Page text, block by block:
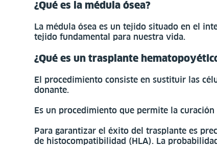
¿Qué es la médula ósea?
La médula ósea es un tejido situado en el
tejido fundamental para nuestra vida.
¿Qué es un trasplante
El procedimiento consiste en sustituir las
donante.
Es un procedimiento que permite la
Para garantizar el éxito del trasplante es
de histocompatibilidad (HLA). La